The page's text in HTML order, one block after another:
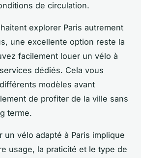
de circulation.
explorer Paris autrement
une excellente option reste la
facilement louer un vélo à
dédiés. Cela vous
modèles avant
de profiter de la ville sans
terme.
un vélo adapté à Paris implique
usage, la praticité et le type de